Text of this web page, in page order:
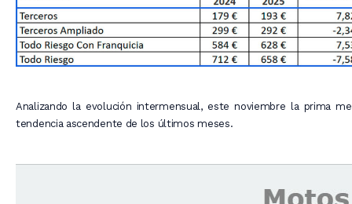
Analizando la evolución intermensual, este noviembre la prima
tendencia ascendente de los últimos meses.